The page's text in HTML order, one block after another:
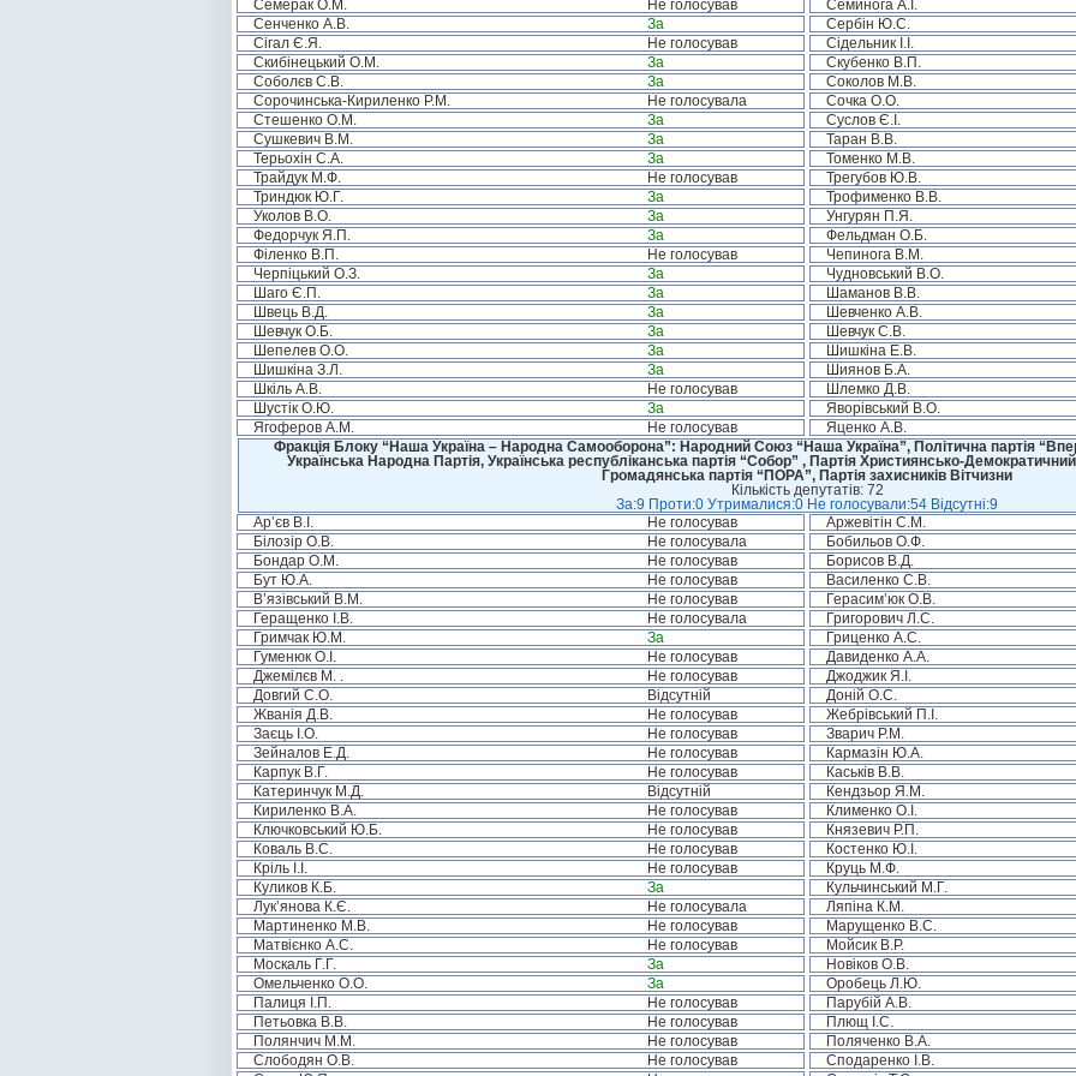
Семерак О.М. Не голосував
Семинога А.І.
Сенченко А.В.
За
Сербін Ю.С.
Сігал Є.Я.
Не голосував
Сідельник І.І.
Скибінецький О.М.
За
Скубенко В.П.
Соболєв С.В.
За
Соколов М.В.
Сорочинська-Кириленко Р.М.
Не голосувала
Сочка О.О.
Стешенко О.М.
За
Суслов Є.І.
Сушкевич В.М.
За
Таран В.В.
Терьохін С.А.
За
Томенко М.В.
Трайдук М.Ф.
Не голосував
Трегубов Ю.В.
Триндюк Ю.Г.
За
Трофименко В.В.
Уколов В.О.
За
Унгурян П.Я.
Федорчук Я.П.
За
Фельдман О.Б.
Філенко В.П.
Не голосував
Чепинога В.М.
Черпіцький О.З.
За
Чудновський В.О.
Шаго Є.П.
За
Шаманов В.В.
Швець В.Д.
За
Шевченко А.В.
Шевчук О.Б.
За
Шевчук С.В.
Шепелев О.О.
За
Шишкіна Е.В.
Шишкіна З.Л.
За
Шиянов Б.А.
Шкіль А.В.
Не голосував
Шлемко Д.В.
Шустік О.Ю.
За
Яворівський В.О.
Ягоферов А.М.
Не голосував
Яценко А.В.
Фракція Блоку “Наша Україна – Народна Самооборона”: Народний Союз “Наша Україна”, Політична партія
Українська Народна Партія, Українська республіканська партія “Собор” , Партія Християнсько-
Громадянська партія “ПОРА”, Партія захисників Вітчизни
Кількість депутатів: 72
За:9 Проти:0 Утрималися:0 Не голосували:54 Відсутні:9
Ар’єв В.І.
Не голосував
Аржевітін С.М.
Білозір О.В.
Не голосувала
Бобильов О.Ф.
Бондар О.М.
Не голосував
Борисов В.Д.
Бут Ю.А.
Не голосував
Василенко С.В.
В’язівський В.М.
Не голосував
Герасим’юк О.В.
Геращенко І.В.
Не голосувала
Григорович Л.С.
Гримчак Ю.М.
За
Гриценко А.С.
Гуменюк О.І.
Не голосував
Давиденко А.А.
Джемілєв М. .
Не голосував
Джоджик Я.І.
Довгий С.О.
Відсутній
Доній О.С.
Жванія Д.В.
Не голосував
Жебрівський П.І.
Заєць І.О.
Не голосував
Зварич Р.М.
Зейналов Е.Д.
Не голосував
Кармазін Ю.А.
Карпук В.Г.
Не голосував
Каськів В.В.
Катеринчук М.Д.
Відсутній
Кендзьор Я.М.
Кириленко В.А.
Не голосував
Клименко О.І.
Ключковський Ю.Б.
Не голосував
Князевич Р.П.
Коваль В.С.
Не голосував
Костенко Ю.І.
Кріль І.І.
Не голосував
Круць М.Ф.
Куликов К.Б.
За
Кульчинський М.Г.
Лук’янова К.Є.
Не голосувала
Ляпіна К.М.
Мартиненко М.В.
Не голосував
Марущенко В.С.
Матвієнко А.С.
Не голосував
Мойсик В.Р.
Москаль Г.Г.
За
Новіков О.В.
Омельченко О.О.
За
Оробець Л.Ю.
Палиця І.П.
Не голосував
Парубій А.В.
Петьовка В.В.
Не голосував
Плющ І.С.
Полянчич М.М.
Не голосував
Поляченко В.А.
Слободян О.В.
Не голосував
Сподаренко І.В.